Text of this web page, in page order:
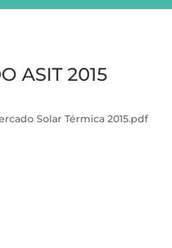
ASIT 2015
Solar Térmica 2015.pdf